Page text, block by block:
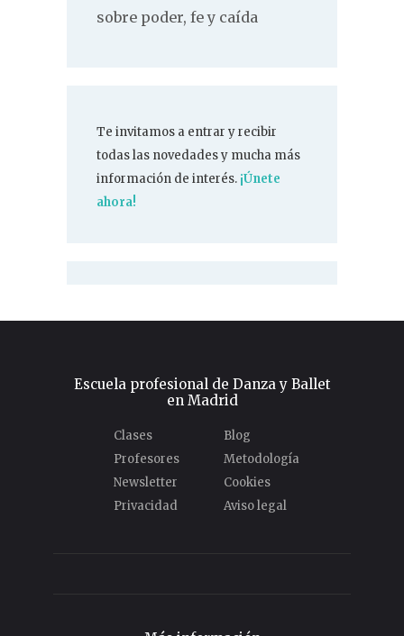
sobre poder, fe y caída
Te invitamos a entrar y recibir
todas las novedades y mucha más
información de interés. ¡Únete
ahora!
Escuela profesional de Danza y Ballet
en Madrid
Clases
Blog
Profesores
Metodología
Newsletter
Cookies
Privacidad
Aviso legal